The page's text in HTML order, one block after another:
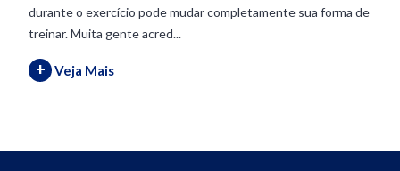
durante o exercício pode mudar completamente sua forma de
treinar. Muita gente acred...
+ Veja Mais